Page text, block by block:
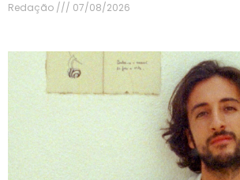
Redação 07/08/2026